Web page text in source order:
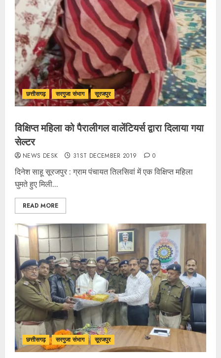
छत्तीसगढ़ सरगुजा संभाग सूरजपुर
विक्षिप्त महिला को पैरालीगल वालेंटियर्स द्वारा दिलाया गया
सेल्टर
NEWS DESK 31ST DECEMBER 2019 0
दिनेश साहू सूरजपुर : ग्राम पंचायत तिलसिवां में एक विक्षिप्त महिला
घुमते हुए मिली...
READ MORE
छत्तीसगढ़ सरगुजा संभाग सूरजपुर